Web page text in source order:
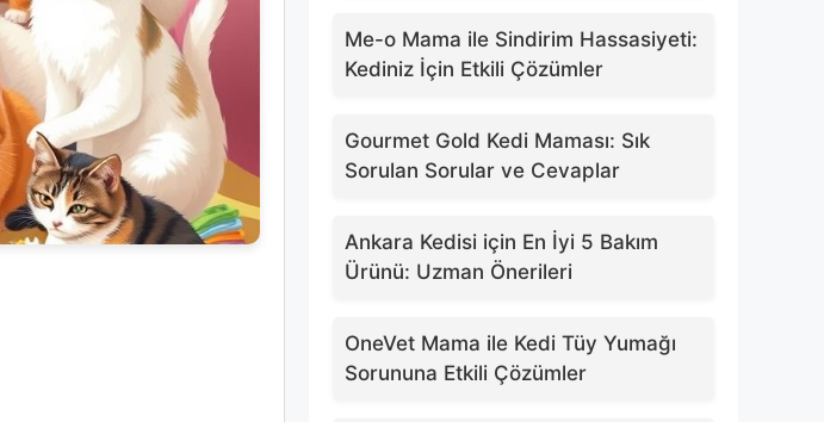
Me-o Mama ile Sindirim Hassasiyeti:
Kediniz İçin Etkili Çözümler
Gourmet Gold Kedi Maması: Sık
Sorulan Sorular ve Cevaplar
Ankara Kedisi için En İyi 5 Bakım
Ürünü: Uzman Önerileri
OneVet Mama ile Kedi Tüy Yumağı
Sorununa Etkili Çözümler